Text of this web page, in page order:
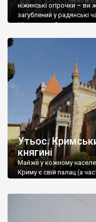
ніжинські огірочки – ви
загублений у радянські
Ніжин греки?
Утьос.
княгині
Майже у кожному
Криму є свій палац (а